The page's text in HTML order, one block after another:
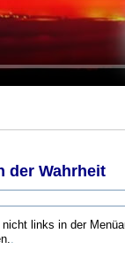
der Wahrheit
links in der